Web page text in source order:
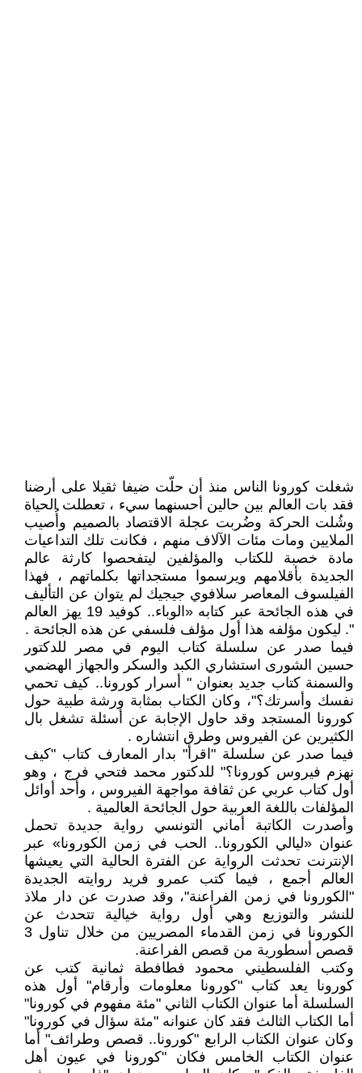
شغلت كورونا الناس منذ أن حلّت ضيفا ثقيلا على أرضنا
فقد بات العالم بين حالين أحسنهما سيء ، تعطلت الحياة
وشُلت الحركة وضُربت عجلة الاقتصاد بالصميم وأُصيب
الملايين ومات مئات الآلاف منهم ، فكانت تلك التداعيات
مادة خصبة للكتاب والمؤلفين ليتفحصوا كارثة عالم
الجديدة بأقلامهم ويرسموا مستجداتها بكلماتهم ، فهذا
الفيلسوف المعاصر سلافوي جيجيك لم يتوان عن التأليف
في هذه الجائحة عبر كتابه «الوباء.. كوفيد 19 يهز العالم
". ليكون مؤلفه هذا أول مؤلف فلسفي عن هذه الجائحة .
فيما صدر عن سلسلة كتاب اليوم في مصر للدكتور
حسين الشورى استشاري الكبد والسكر والجهاز الهضمي
والسمنة كتاب جديد بعنوان " أسرار كورونا.. كيف تحمي
نفسك وأسرتك؟"، وكان الكتاب بمثابة ورشة طبية حول
كورونا المستجد وقد حاول الإجابة عن أسئلة تشغل بال
الكثيرين عن الفيروس وطرق انتشاره .
فيما صدر عن سلسلة "اقرأ" بدار المعارف كتاب "كيف
نهزم فيروس كورونا؟" للدكتور محمد فتحي فرج ، وهو
أول كتاب عربي عن ثقافة مواجهة الفيروس ، وأحد أوائل
المؤلفات باللغة العربية حول الجائحة العالمية .
وأصدرت الكاتبة أماني التونسي رواية جديدة تحمل
عنوان «ليالي الكورونا.. الحب في زمن الكورونا» عبر
الإنترنت تحدثت الرواية عن الفترة الحالية التي يعيشها
العالم أجمع ، فيما كتب عمرو فريد روايته الجديدة
"الكورونا في زمن الفراعنة"، وقد صدرت عن دار ملاذ
للنشر والتوزيع وهي أول رواية خيالية تتحدث عن
الكورونا في زمن القدماء المصريين من خلال تناول 3
قصص أسطورية من قصص الفراعنة.
وكتب الفلسطيني محمود فطافطة ثمانية كتب عن
كورونا يعد كتاب "كورونا معلومات وأرقام" أول هذه
السلسلة أما عنوان الكتاب الثاني "مئة مفهوم في كورونا"
أما الكتاب الثالث فقد كان عنوانه "مئة سؤال في كورونا"
وكان عنوان الكتاب الرابع "كورونا.. قصص وطرائف" أما
عنوان الكتاب الخامس فكان "كورونا في عيون أهل